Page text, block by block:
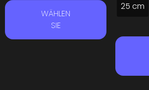
WÄHLEN
SIE
25 cm